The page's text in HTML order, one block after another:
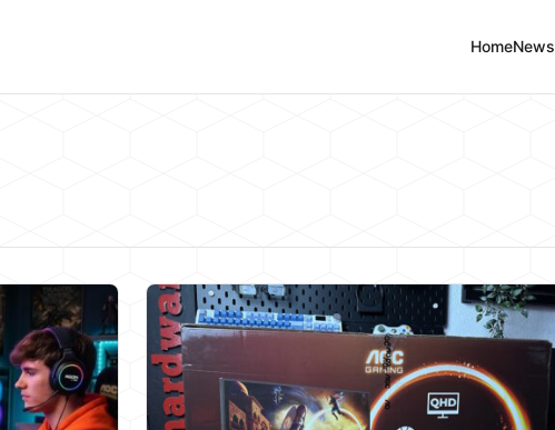
HomeNews